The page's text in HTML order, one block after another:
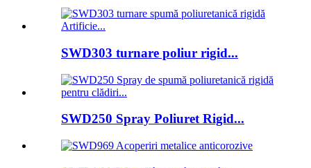
SWD303 turnare poliur rigid...
SWD250 Spray Poliuret Rigid...